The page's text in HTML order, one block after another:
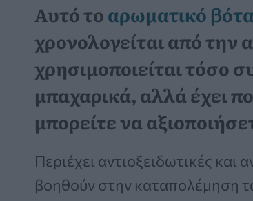
Αυτό τοαρωματικό
χρονολογείται από την
χρησιμοποιείται τόσο
μπαχαρικά, αλλά έχει
μπορείτε να
Περιέχει αντιοξειδωτικές και
βοηθούν στην καταπολέμηση